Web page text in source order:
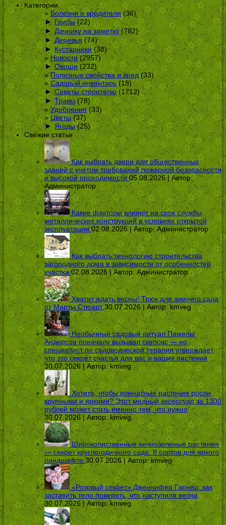
Категории
Болезни и вредители(36)
► Грибы(22)
► Дачнику на заметку (782)
► Деревья (74)
► Кустарники(38)
Новости(2957)
► Овощи(232)
Полезные свойства и вред (33)
Садовый инвентарь (18)
► Советы строителю (1712)
► Травы(78)
Удобрения (33)
Цветы(37)
► Ягоды(25)
Свежие статьи
Как выбрать двери для общественных
зданий с учётом требований пожарной безопасности
и высокой проходимости 05.08.2026 | Автор:
Администратор
Какие факторы влияют на срок службы
металлических конструкций в условиях открытой
эксплуатации 02.08.2026 | Автор:Администратор
Как выбрать технологию строительства
загородного дома в зависимости от особенностей
участка 02.08.2026 | Автор: Администратор
Хватит ждать весны! Трюк для зимнего сада
от Марты Стюарт 30.07.2026 | Автор:kmveg
Необычный садовый ритуал Памелы
Андерсон поначалу вызывал скепсис — но
специалист по садоводческой терапии утверждает,
что это секрет счастья для вас и ваших растений
30.07.2026 | Автор: kmveg
Хотите, чтобы комнатные растения росли
крупными и яркими? Этот медный аксессуар за 1300
рублей может стать именно тем, что нужно
30.07.2026 | Автор: kmveg
Широколиственные вечнозеленые растения
— секрет круглогодичного сада: 8 сортов для яркого
ландшафта 30.07.2026 | Автор:kmveg
«Розовый секрет» Дженнифер Гарнер: как
заставить тело поверить, что наступила весна
30.07.2026 | Автор:kmveg